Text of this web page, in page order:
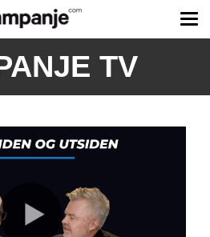
TV